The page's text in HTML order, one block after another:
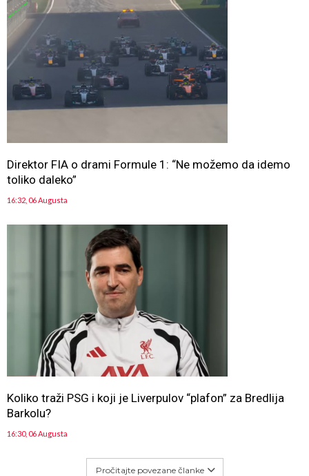
Direktor FIA o drami Formule 1: “Ne možemo da idemo
toliko daleko”
16:32, 06 Augusta
Koliko traži PSG i koji je Liverpulov “plafon” za Bredlija
Barkolu?
16:30, 06 Augusta
Pročitajte povezane članke